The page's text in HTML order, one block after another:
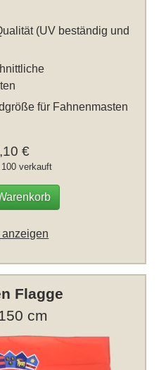
(UV beständig und
für Fahnenmasten
€
verkauft
anzeigen
Flagge
cm